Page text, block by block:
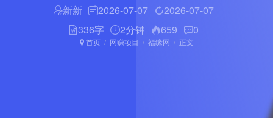
新新 2026-07-07
2026-07-07
336字
2分钟 659 0
首页 网赚项目 福缘网 正文